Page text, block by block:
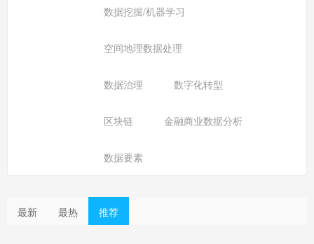
数据挖掘/机器学习
空间地理数据处理
数据治理 数字化转型
区块链 金融商业数据分析
数据要素
最新 最热 推荐